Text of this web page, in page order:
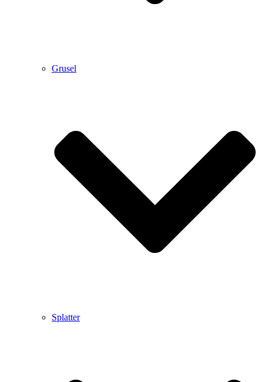
Grusel
Splatter